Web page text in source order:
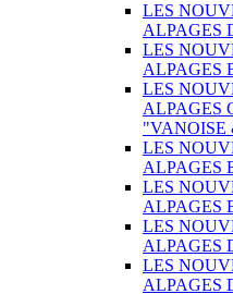
LES
ALPAGES
LES
ALPAGES
LES
ALPAGES
"VANOISE
LES
ALPAGES
LES
ALPAGES
LES
ALPAGES
LES
ALPAGES